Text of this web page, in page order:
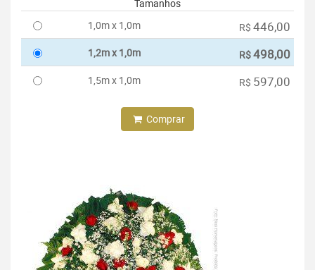
Tamanhos
1,0m x 1,0m
R$ 446,00
1,2m x 1,0m R$498,00
1,5m x 1,0m R$ 597,00
Comprar